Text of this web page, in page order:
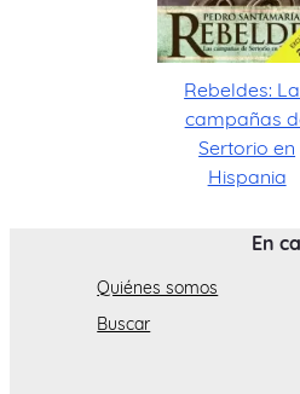
Rebeldes:
campañas
Sertorio en
Hispania
En
Quiénes somos
Buscar